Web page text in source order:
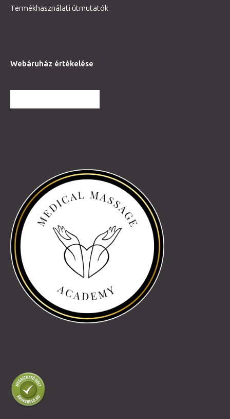
Termékhasználati útmutatók
Webáruház értékelése